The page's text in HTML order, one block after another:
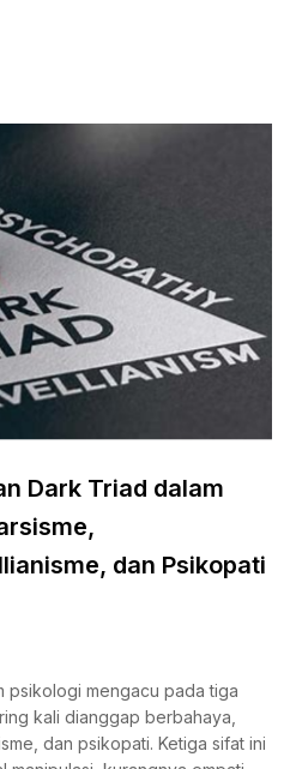
Dark Triad dalam
dan Psikopati
psikologi mengacu pada tiga
kali dianggap berbahaya,
dan psikopati. Ketiga sifat ini